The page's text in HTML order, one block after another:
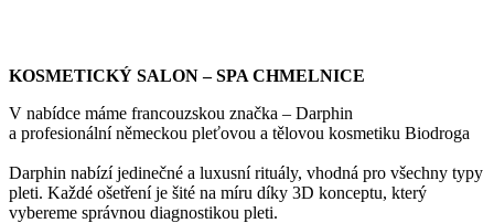
KOSMETICKÝ SALON – SPA CHMELNICE
V nabídce máme francouzskou značka – Darphin
a profesionální německou pleťovou a tělovou kosmetiku Biodroga
Darphin nabízí jedinečné a luxusní rituály, vhodná pro všechny typy
pleti. Každé ošetření je šité na míru díky 3D konceptu, který
vybereme správnou diagnostikou pleti.